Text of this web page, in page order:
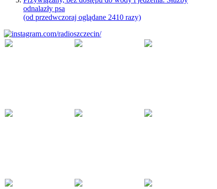
odnalazły psa
(od przedwczoraj oglądane 2410 razy)